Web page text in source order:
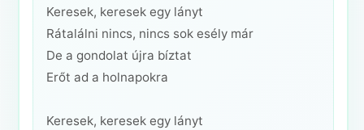
Keresek, keresek egy lányt
Rátalálni nincs, nincs sok esély már
De a gondolat újra bíztat
Erőt ad a holnapokra
Keresek, keresek egy lányt